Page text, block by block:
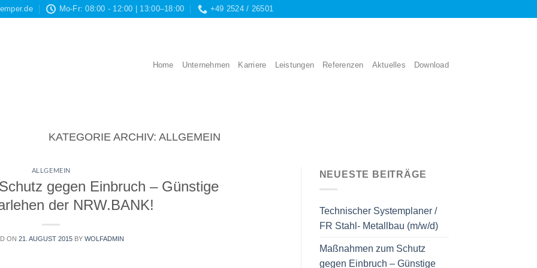
Mo-Fr: 08:00 - 12:00 | 13:00–18:00 +49 2524 / 26501
Home Unternehmen Karriere Leistungen Referenzen Aktuelles Download
KATEGORIE ARCHIV: ALLGEMEIN
ALLGEMEIN
gegen Einbruch – Günstige
der NRW.BANK!
ON21. AUGUST 2015 BYWOLFADMIN
NEUESTE BEITRÄGE
Technischer Systemplaner /
FR Stahl- Metallbau (m/w/d)
Maßnahmen zum Schutz
gegen Einbruch – Günstige